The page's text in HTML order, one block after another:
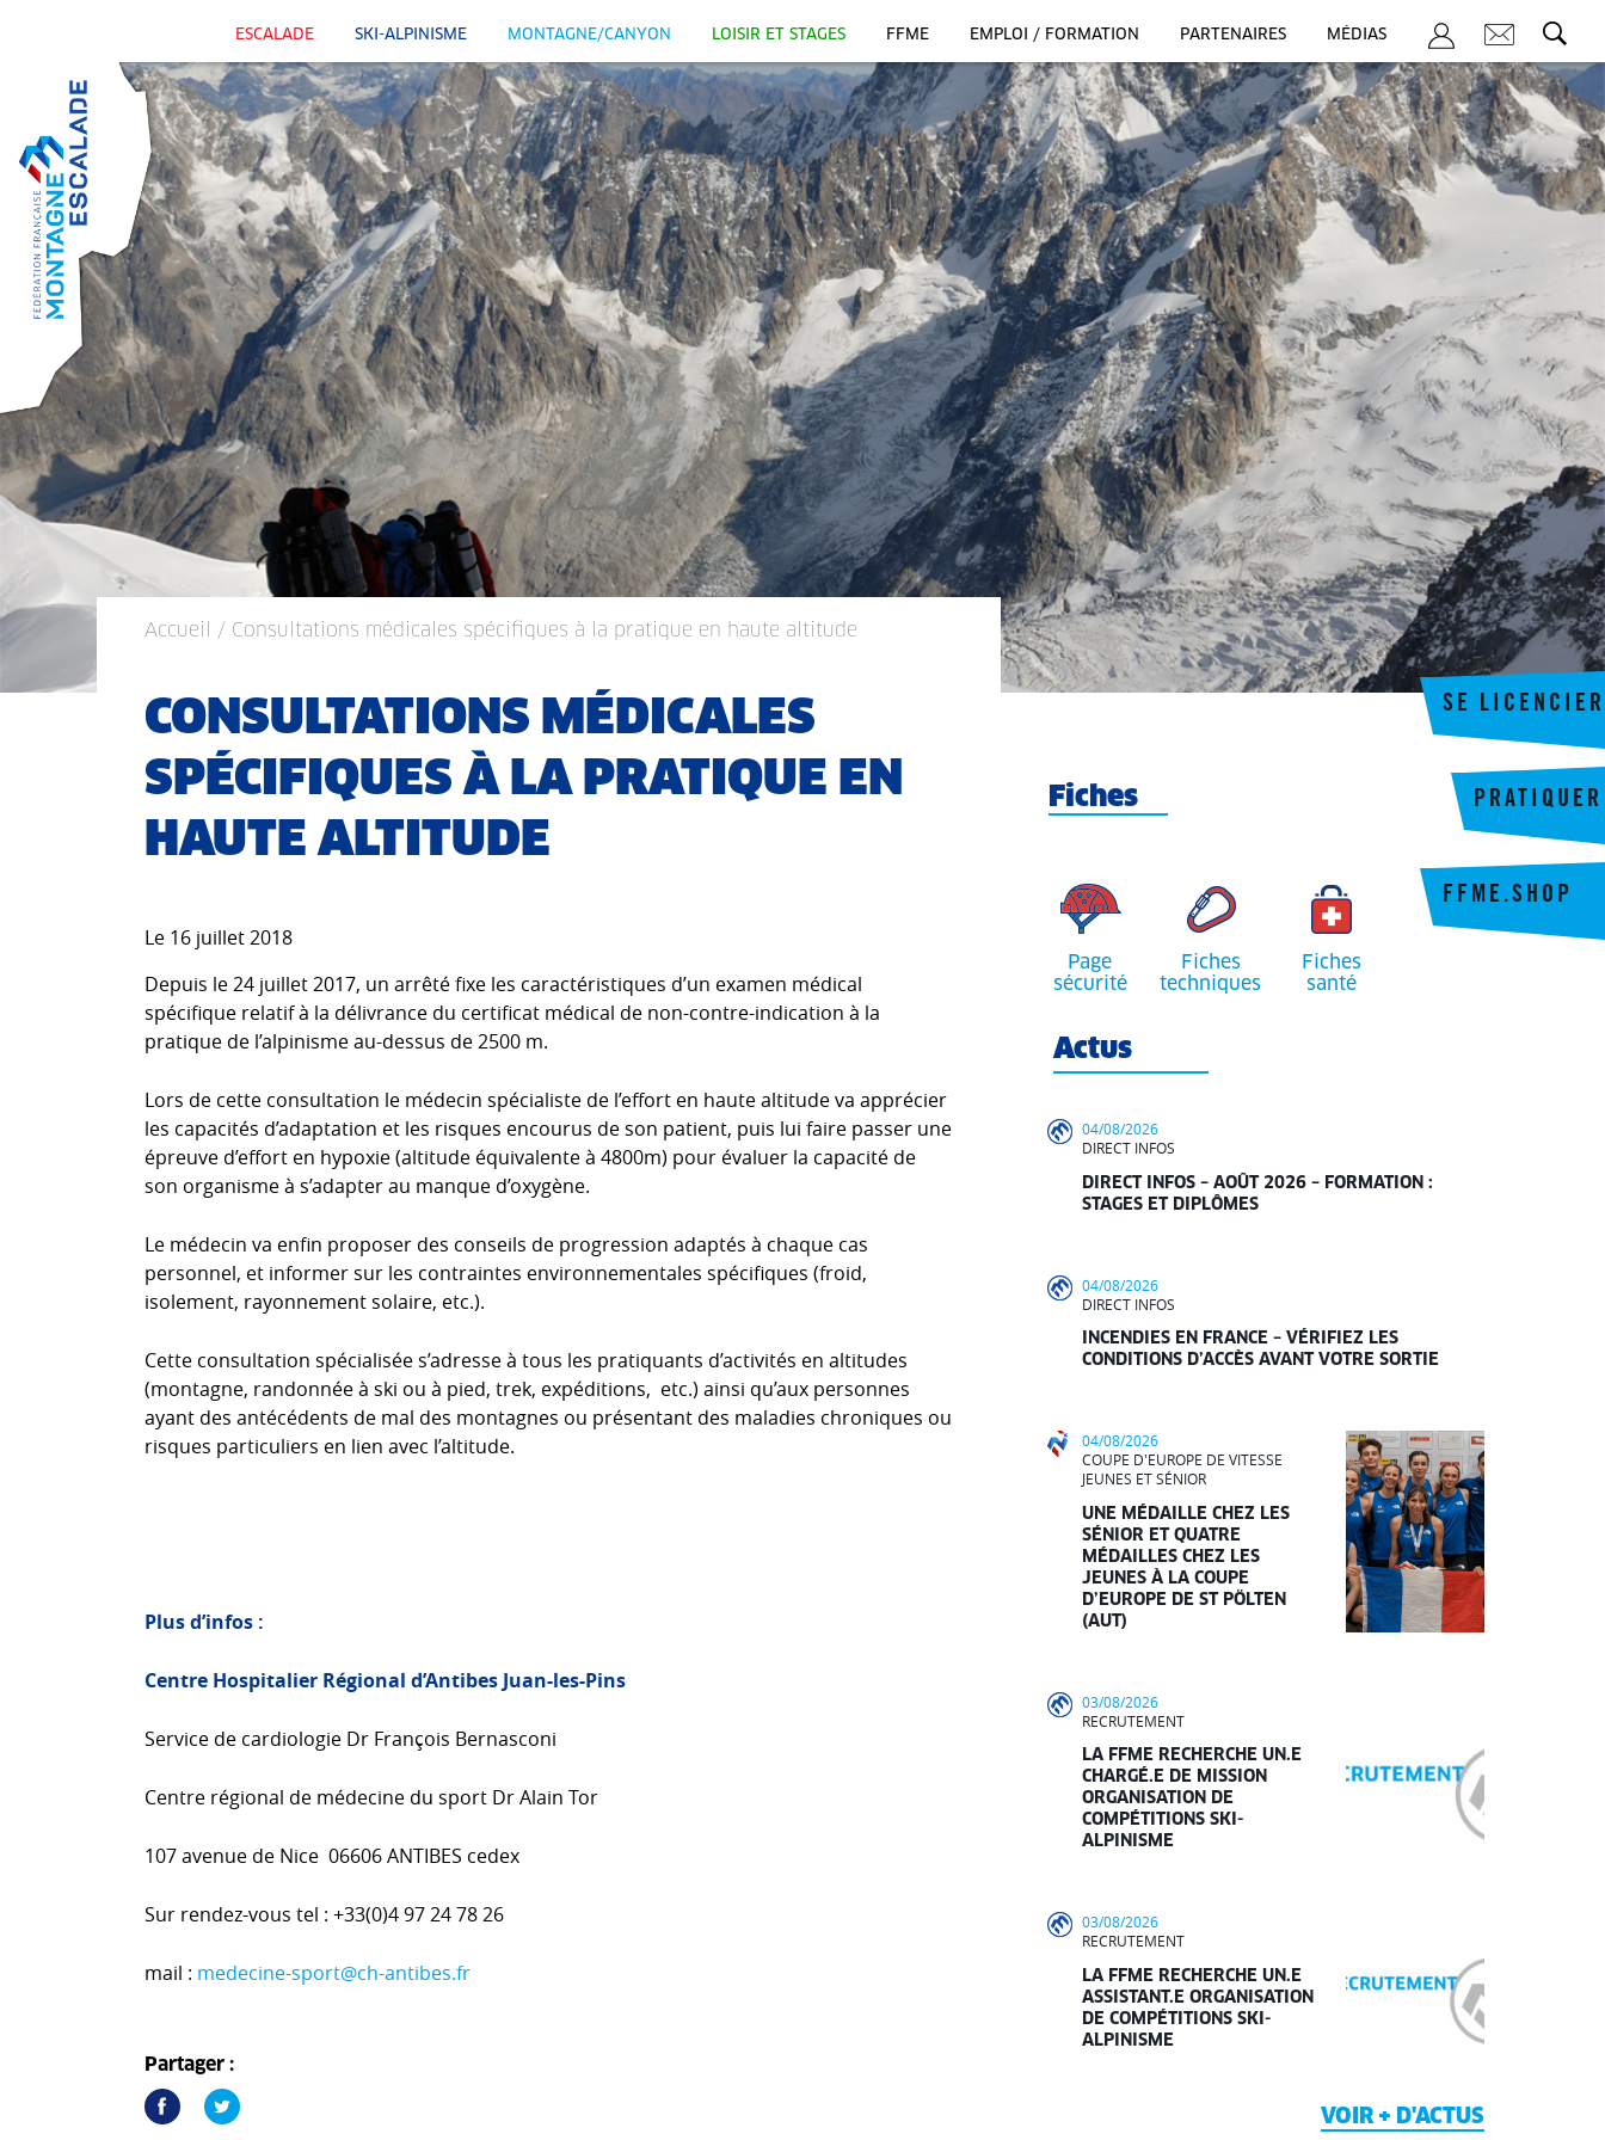
ESCALADE SKI-ALPINISME MONTAGNE/CANYON LOISIR ET STAGES FFME EMPLOI / FORMATION PARTENAIRES MÉDIAS
SE LICENCIER
FFME.SHOP
PRATIQUER
Accueil / Consultations médicales spécifiques à la pratique en haute altitude
CONSULTATIONS MÉDICALES
SPÉCIFIQUES À LA PRATIQUE EN
HAUTE ALTITUDE
Le 16 juillet 2018
Depuis le 24 juillet 2017, un arrêté fixe les caractéristiques d’un examen médical
spécifique relatif à la délivrance du certificat médical de non-contre-indication à la
pratique de l’alpinisme au-dessus de 2500 m.
Lors de cette consultation le médecin spécialiste de l’effort en haute altitude va apprécier
les capacités d’adaptation et les risques encourus de son patient, puis lui faire passer une
épreuve d’effort en hypoxie (altitude équivalente à 4800m) pour évaluer la capacité de
son organisme à s’adapter au manque d’oxygène.
Le médecin va enfin proposer des conseils de progression adaptés à chaque cas
personnel, et informer sur les contraintes environnementales spécifiques (froid,
isolement, rayonnement solaire, etc.).
Cette consultation spécialisée s’adresse à tous les pratiquants d’activités en altitudes
(montagne, randonnée à ski ou à pied, trek, expéditions, etc.) ainsi qu’aux personnes
ayant des antécédents de mal des montagnes ou présentant des maladies chroniques ou
risques particuliers en lien avec l’altitude.
Plus d’infos :
Centre Hospitalier Régional d’Antibes Juan-les-Pins
Service de cardiologie Dr François Bernasconi
Centre régional de médecine du sport Dr Alain Tor
107 avenue de Nice 06606 ANTIBES cedex
Sur rendez-vous tel : +33(0)4 97 24 78 26
mail : medecine-sport@ch-antibes.fr
Partager :
Fiches
Page
sécurité
Fiches
techniques
Fiches
santé
Actus
04/08/2026
DIRECT INFOS
DIRECT INFOS – AOÛT 2026 – FORMATION :
STAGES ET DIPLÔMES
04/08/2026
DIRECT INFOS
INCENDIES EN FRANCE – VÉRIFIEZ LES
CONDITIONS D’ACCÈS AVANT VOTRE SORTIE
04/08/2026
COUPE D'EUROPE DE VITESSE
JEUNES ET SÉNIOR
UNE MÉDAILLE CHEZ LES
SÉNIOR ET QUATRE
MÉDAILLES CHEZ LES
JEUNES À LA COUPE
D’EUROPE DE ST PÖLTEN
(AUT)
03/08/2026
RECRUTEMENT
LA FFME RECHERCHE UN.E
CHARGÉ.E DE MISSION
ORGANISATION DE
COMPÉTITIONS SKI-
ALPINISME
03/08/2026
RECRUTEMENT
LA FFME RECHERCHE UN.E
ASSISTANT.E ORGANISATION
DE COMPÉTITIONS SKI-
ALPINISME
VOIR + D'ACTUS